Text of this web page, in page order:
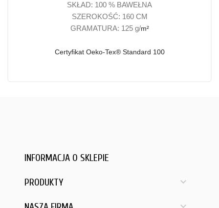
SKŁAD: 100 % BAWEŁNA
SZEROKOŚĆ: 160 CM
GRAMATURA: 125 g/m²
Certyfikat Oeko-Tex® Standard 100
INFORMACJA O SKLEPIE
PRODUKTY 